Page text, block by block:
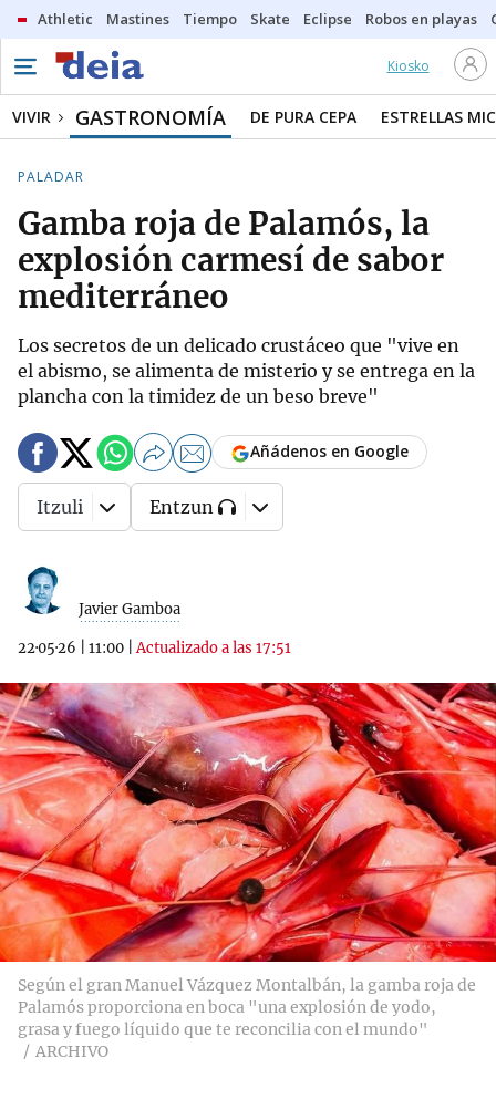
Athletic Mastines Tiempo Skate Eclipse Robos en playas
Kiosko
VIVIR GASTRONOMÍA DE PURA CEPA ESTRELLAS
PALADAR
Gamba roja de Palamós, la
explosión carmesí de sabor
mediterráneo
Los secretos de un delicado crustáceo que "vive en
el abismo, se alimenta de misterio y se entrega en la
plancha con la timidez de un beso breve"
Javier Gamboa
22·05·26 11:00 |Actualizado a las 17:51
Añádenos en Google
Itzuli Entzun
Según el gran Manuel Vázquez Montalbán, la gamba roja de
Palamós proporciona en boca "una explosión de yodo,
grasa y fuego líquido que te reconcilia con el mundo"
ARCHIVO